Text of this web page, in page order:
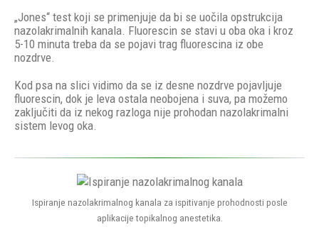
„Jones“ test koji se primenjuje da bi se uočila opstrukcija
nazolakrimalnih kanala. Fluorescin se stavi u oba oka i kroz
5-10 minuta treba da se pojavi trag fluorescina iz obe
nozdrve.
Kod psa na slici vidimo da se iz desne nozdrve pojavljuje
fluorescin, dok je leva ostala neobojena i suva, pa možemo
zaključiti da iz nekog razloga nije prohodan nazolakrimalni
sistem levog oka.
Ispiranje nazolakrimalnog kanala za ispitivanje prohodnosti posle
aplikacije topikalnog anestetika.